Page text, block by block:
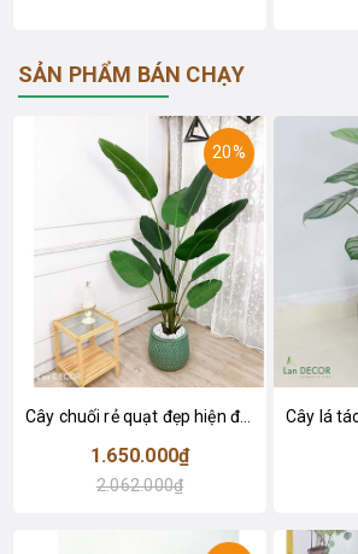
SẢN PHẨM BÁN CHẠY
20%
Cây chuối rẻ quạt đẹp hiện đại trang trí 1m8 - LC3019 (Gồm 12 lá)
1.650.000₫
2.062.000₫